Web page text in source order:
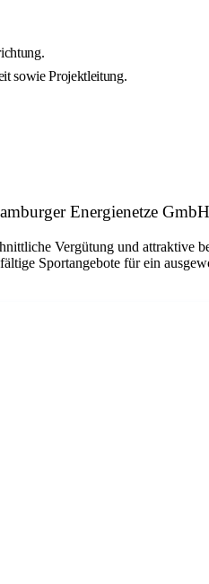
sowie Projektleitung.
Energienetze GmbH
Vergütung und attraktive
Sportangebote für ein